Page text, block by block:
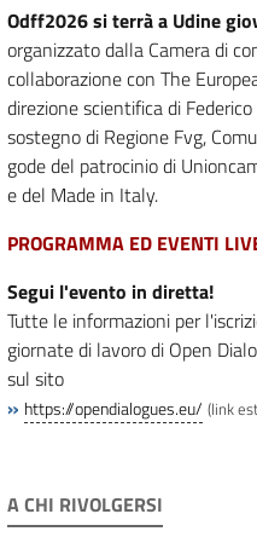
Odff2026 si terrà a Udine
organizzato dalla Camera di
collaborazione con The
direzione scientifica di
sostegno di Regione Fvg,
gode del patrocinio di
e del Made in Italy.
PROGRAMMA ED EVENTI
Segui l'evento in diretta!
Tutte le informazioni per
giornate di lavoro di Open
sul sito
» https://opendialogues.eu/ (link
A CHI RIVOLGERSI